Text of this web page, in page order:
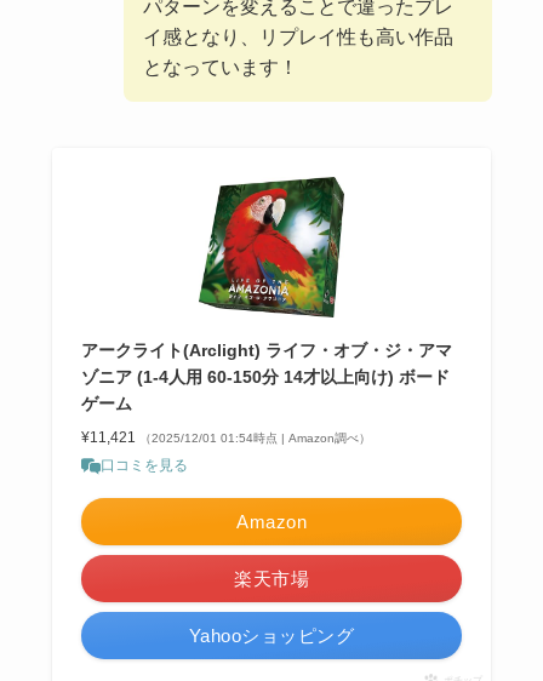
パターンを変えることで違ったプレ
イ感となり、リプレイ性も高い作品
となっています！
アークライト(Arclight) ライフ・オブ・ジ・アマ
ゾニア (1-4人用 60-150分 14才以上向け) ボード
ゲーム
¥11,421 （2025/12/01 01:54時点 | Amazon調べ）
口コミを見る
Amazon
楽天市場
Yahooショッピング